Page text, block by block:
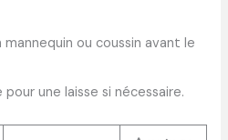
ou coussin avant le
une laisse si nécessaire.